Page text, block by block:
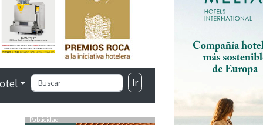
Ir
Publicidad